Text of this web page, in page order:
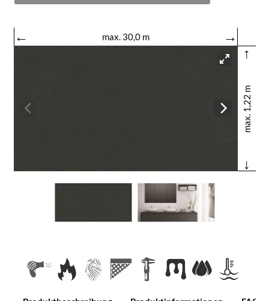
← max. 30,0 m
→
↑
max. 1,22 m
↓